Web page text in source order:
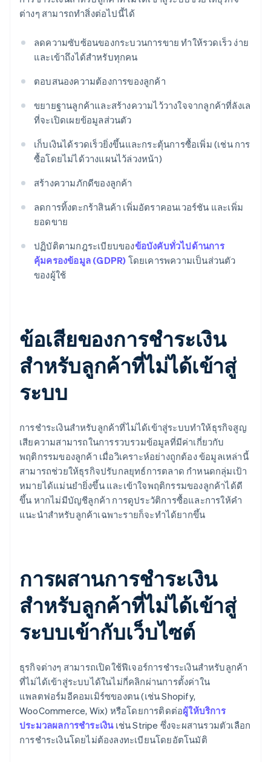
ต่างๆ สามารถทำสิ่งต่อไปนี้ได้
ลดความซับซ้อนของกระบวนการขาย ทำให้รวดเร็ว ง่าย
และเข้าถึงได้สำหรับทุกคน
ตอบสนองความต้องการของลูกค้า
ขยายฐานลูกค้าและสร้างความไว้วางใจจากลูกค้าที่ลังเล
ที่จะเปิดเผยข้อมูลส่วนตัว
เก็บเงินได้รวดเร็วยิ่งขึ้นและกระตุ้นการซื้อเพิ่ม (เช่น การ
ซื้อโดยไม่ได้วางแผนไว้ล่วงหน้า)
สร้างความภักดีของลูกค้า
ลดการทิ้งตะกร้าสินค้า เพิ่มอัตราคอนเวอร์ชัน และเพิ่ม
ยอดขาย
ปฏิบัติตามกฎระเบียบของข้อบังคับทั่วไปด้านการ
คุ้มครองข้อมูล (GDPR) โดยเคารพความเป็นส่วนตัว
ของผู้ใช้
ข้อเสียของการชำระเงิน
สำหรับลูกค้าที่ไม่ได้เข้าสู่
ระบบ
การชำระเงินสำหรับลูกค้าที่ไม่ได้เข้าสู่ระบบทำให้ธุรกิจสูญ
เสียความสามารถในการรวบรวมข้อมูลที่มีค่าเกี่ยวกับ
พฤติกรรมของลูกค้า เมื่อวิเคราะห์อย่างถูกต้อง ข้อมูลเหล่านี้
สามารถช่วยให้ธุรกิจปรับกลยุทธ์การตลาด กำหนดกลุ่มเป้า
หมายได้แม่นยำยิ่งขึ้น และเข้าใจพฤติกรรมของลูกค้าได้ดี
ขึ้น หากไม่มีบัญชีลูกค้า การดูประวัติการซื้อและการให้คำ
แนะนำสำหรับลูกค้าเฉพาะรายก็จะทำได้ยากขึ้น
การผสานการชำระเงิน
สำหรับลูกค้าที่ไม่ได้เข้าสู่
ระบบเข้ากับเว็บไซต์
ธุรกิจต่างๆ สามารถเปิดใช้ฟีเจอร์การชำระเงินสำหรับลูกค้า
ที่ไม่ได้เข้าสู่ระบบได้ในไม่กี่คลิกผ่านการตั้งค่าใน
แพลตฟอร์มอีคอมเมิร์ซของตน (เช่น Shopify,
WooCommerce, Wix) หรือโดยการติดต่อผู้ให้บริการ
ประมวลผลการชำระเงินเช่น Stripe ซึ่งจะผสานรวมตัวเลือก
การชำระเงินโดยไม่ต้องลงทะเบียนโดยอัตโนมัติ